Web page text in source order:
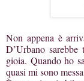
Non appena è
D’Urbano
gioia. Quando ho
quasi mi sono